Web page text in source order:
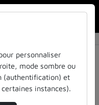
personnaliser
mode sombre ou
(authentification) et
instances).